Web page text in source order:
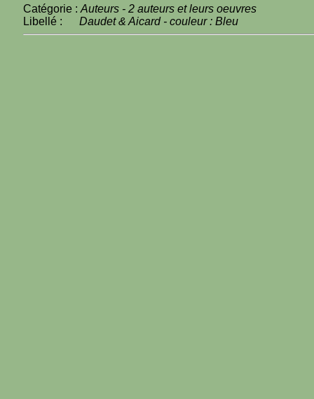
Catégorie : Auteurs - 2 auteurs et leurs oeuvres
Libellé : Daudet & Aicard - couleur : Bleu